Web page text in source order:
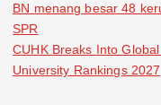
BN menang besar 48
SPR
CUHK Breaks Into
University Rankings 2027